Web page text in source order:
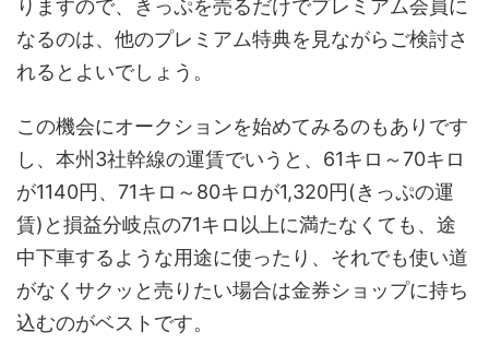
りますので、きっぷを売るだけでプレミアム会員に
なるのは、他のプレミアム特典を見ながらご検討さ
れるとよいでしょう。
この機会にオークションを始めてみるのもありです
し、本州3社幹線の運賃でいうと、61キロ～70キロ
が1140円、71キロ～80キロが1,320円(きっぷの運
賃)と損益分岐点の71キロ以上に満たなくても、途
中下車するような用途に使ったり、それでも使い道
がなくサクッと売りたい場合は金券ショップに持ち
込むのがベストです。